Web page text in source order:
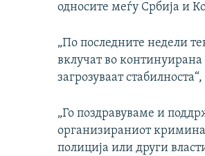
односите меѓу Србија и
„По последните недели
вклучат во континуирана
загрозуваат
„Го поздравуваме и
организираниот
полиција или други